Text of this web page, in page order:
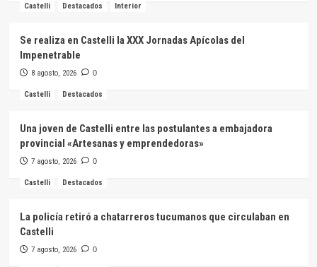
Castelli Destacados Interior
Se realiza en Castelli la XXX Jornadas Apícolas del
Impenetrable
8 agosto, 2026 0
Castelli Destacados
Una joven de Castelli entre las postulantes a embajadora
provincial «Artesanas y emprendedoras»
7 agosto, 2026 0
Castelli Destacados
La policía retiró a chatarreros tucumanos que circulaban en
Castelli
7 agosto, 2026 0